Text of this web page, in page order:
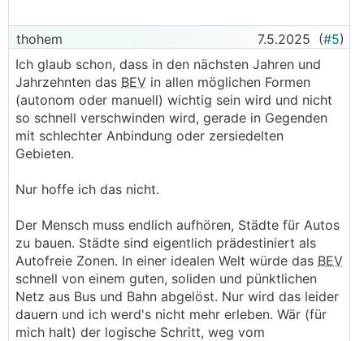
thohem 7.5.2025 (#5)
Ich glaub schon, dass in den nächsten Jahren und
Jahrzehnten das BEV in allen möglichen Formen
(autonom oder manuell) wichtig sein wird und nicht
so schnell verschwinden wird, gerade in Gegenden
mit schlechter Anbindung oder zersiedelten
Gebieten.
Nur hoffe ich das nicht.
Der Mensch muss endlich aufhören, Städte für Autos
zu bauen. Städte sind eigentlich prädestiniert als
Autofreie Zonen. In einer idealen Welt würde das BEV
schnell von einem guten, soliden und pünktlichen
Netz aus Bus und Bahn abgelöst. Nur wird das leider
dauern und ich werd's nicht mehr erleben. Wär (für
mich halt) der logische Schritt, weg vom